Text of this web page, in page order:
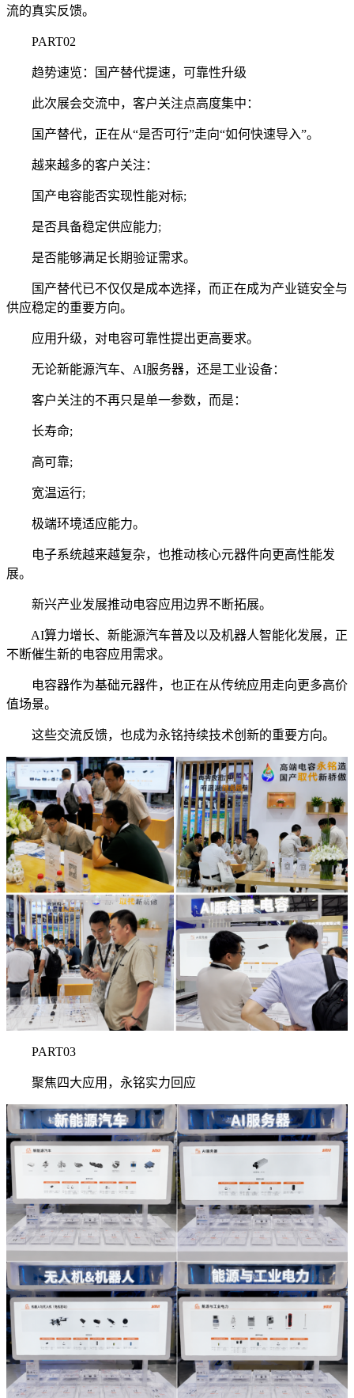
流的真实反馈。
PART02
趋势速览：国产替代提速，可靠性升级
此次展会交流中，客户关注点高度集中：
国产替代，正在从“是否可行”走向“如何快速导入”。
越来越多的客户关注：
国产电容能否实现性能对标;
是否具备稳定供应能力;
是否能够满足长期验证需求。
国产替代已不仅仅是成本选择，而正在成为产业链安全与
供应稳定的重要方向。
应用升级，对电容可靠性提出更高要求。
无论新能源汽车、AI服务器，还是工业设备：
客户关注的不再只是单一参数，而是：
长寿命;
高可靠;
宽温运行;
极端环境适应能力。
电子系统越来越复杂，也推动核心元器件向更高性能发
展。
新兴产业发展推动电容应用边界不断拓展。
AI算力增长、新能源汽车普及以及机器人智能化发展，正
不断催生新的电容应用需求。
电容器作为基础元器件，也正在从传统应用走向更多高价
值场景。
这些交流反馈，也成为永铭持续技术创新的重要方向。
PART03
聚焦四大应用，永铭实力回应